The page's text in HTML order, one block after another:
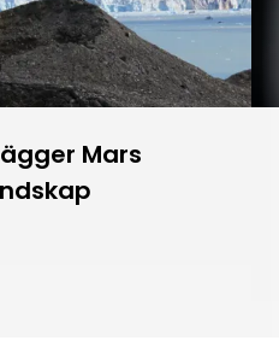
Mars